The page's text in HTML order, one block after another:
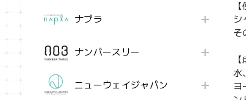
ナプラ
ナンバースリー
ニューウェイジャパン
シ
そ
水
ヨ